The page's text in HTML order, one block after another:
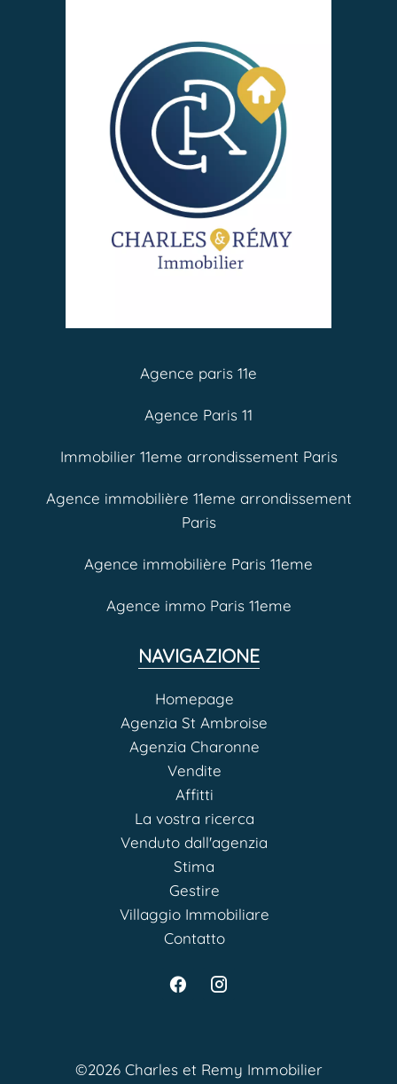
Agence paris 11e
Agence Paris 11
Immobilier 11eme arrondissement Paris
Agence immobilière 11eme arrondissement
Paris
Agence immobilière Paris 11eme
Agence immo Paris 11eme
NAVIGAZIONE
Homepage
Agenzia St Ambroise
Agenzia Charonne
Vendite
Affitti
La vostra ricerca
Venduto dall'agenzia
Stima
Gestire
Villaggio Immobiliare
Contatto
©2026 Charles et Remy Immobilier